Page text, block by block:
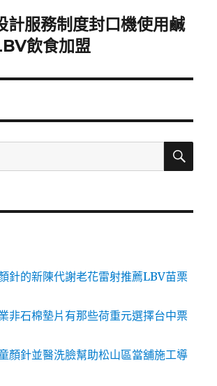
計服務制度封口機使用鹹
飲食加盟
搜
針的新陳代謝老花雷射推薦LBV苗栗
非石棉墊片有那些荷重元選擇台中票
顏針並醫洗臉幫助松山區當舖施工導